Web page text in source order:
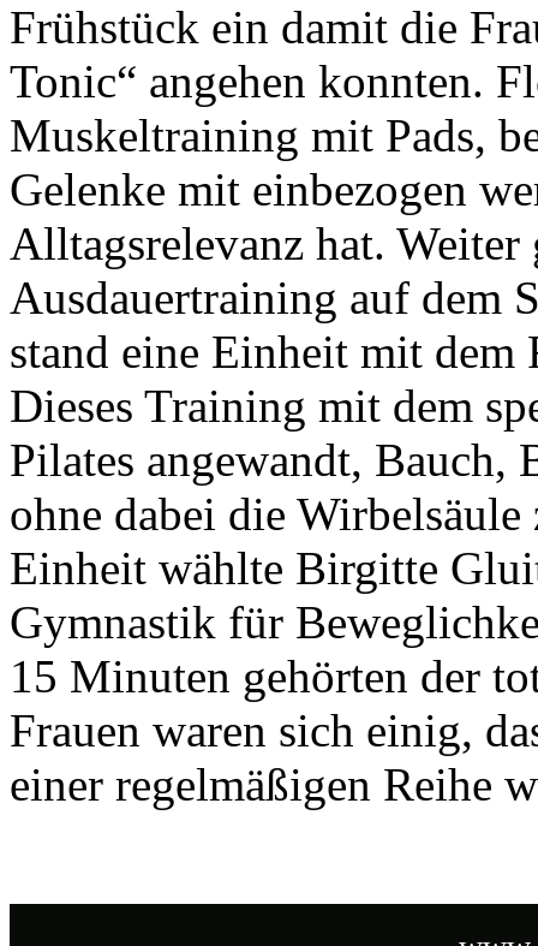
Frühstück ein damit die
Tonic“ angehen konnten.
Muskeltraining mit Pads,
Gelenke mit einbezogen
Alltagsrelevanz hat.
Ausdauertraining auf dem
stand eine Einheit mit dem
Dieses Training mit dem
Pilates angewandt, Bauch,
ohne dabei die
Einheit wählte Birgitte
Gymnastik für
15 Minuten gehörten der
Frauen waren sich einig,
einer regelmäßigen Reihe